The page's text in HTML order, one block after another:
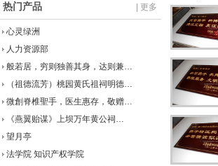
热门产品 | 更多
心灵绿洲
人力资源部
般若居，穷则独善其身，达则兼…
（祖德流芳）桃园黄氏祖祠明德…
微創脊椎聖手，医生惠存，敬赠…
《燕翼贻谋》上坝万年黄公祠…
望月亭
法学院 知识产权学院